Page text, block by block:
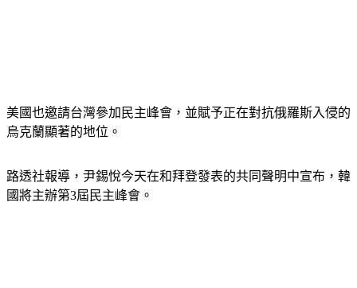
美國也邀請台灣參加民主峰會，並賦予正在對抗俄羅斯入侵的
烏克蘭顯著的地位。
路透社報導，尹錫悅今天在和拜登發表的共同聲明中宣布，韓
國將主辦第3屆民主峰會。